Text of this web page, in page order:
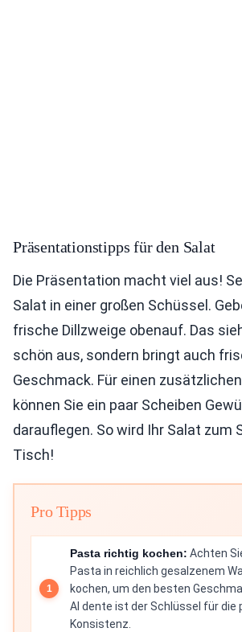
Präsentationstipps für den Salat
Die Präsentation macht viel aus!
Salat in einer großen Schüssel.
frische Dillzweige obenauf. Das
schön aus, sondern bringt auch
Geschmack. Für einen
können Sie ein paar Scheiben
darauflegen. So wird Ihr Salat zum
Tisch!
Pro Tipps
Pasta richtig kochen: Achten
Pasta in reichlich gesalzenem
kochen, um den besten
Al dente ist der Schlüssel für die
Konsistenz.